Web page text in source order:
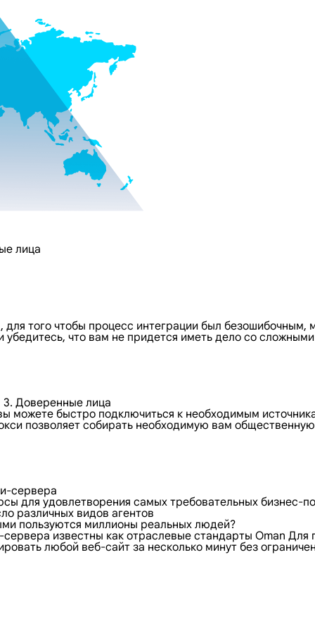
лица
того чтобы процесс интеграции был
что вам не придется иметь дело со
Доверенные лица
можете быстро подключиться к необходимым
позволяет собирать необходимую вам
сервера
для удовлетворения самых требовательных бизнес-
различных видов агентов
пользуются миллионы реальных людей?
известны как отраслевые стандарты Oman
любой веб-сайт за несколько минут без